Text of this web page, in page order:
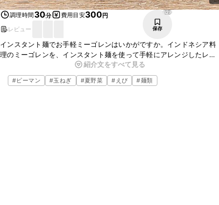
調理時間 30分 費用目安300円
レビュー
628
保存
インスタント麺でお手軽ミーゴレンはいかがですか。インドネシア料
理のミーゴレンを、インスタント麺を使って手軽にアレンジしたレシ
ピです。プリプリのエビと、甘辛く味付けした麺が絡んでおいしいで
すよ。ぜひお試しください。
紹介文をすべて見る
#ピーマン #玉ねぎ #夏野菜 # えび #麺類